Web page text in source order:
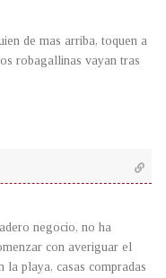
de mas arriba, toquen a
robagallinas vayan tras
negocio, no ha
con averiguar el
la playa, casas compradas